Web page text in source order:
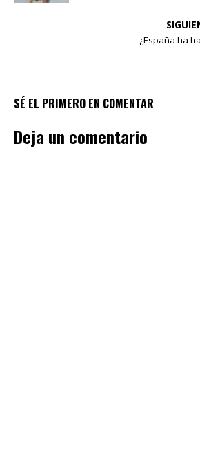
¿España ha
SÉ EL PRIMERO EN COMENTAR
Deja un comentario